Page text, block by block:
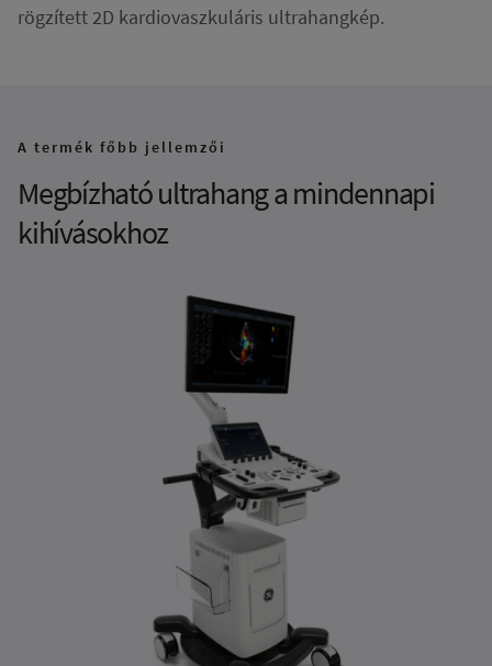
rögzített 2D kardiovaszkuláris ultrahangkép.
A termék főbb jellemzői
Megbízható ultrahang a mindennapi
kihívásokhoz